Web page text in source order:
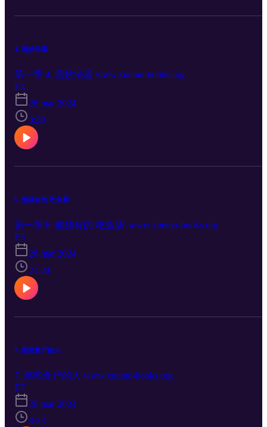
4. 善妙法器
第一章 4. 善妙法器 www.xuemo-books.org
E4
26 mar 2024
3:28
6. 他独有的 吃鱼肠
第一章 6. 他独有的 吃鱼肠\ www.xuemo-books.org
E5
26 mar 2024
21:24
7. 那些食尸的人
7. 那些食尸的人 www.xuemo-books.org
E7
26 mar 2024
8:33